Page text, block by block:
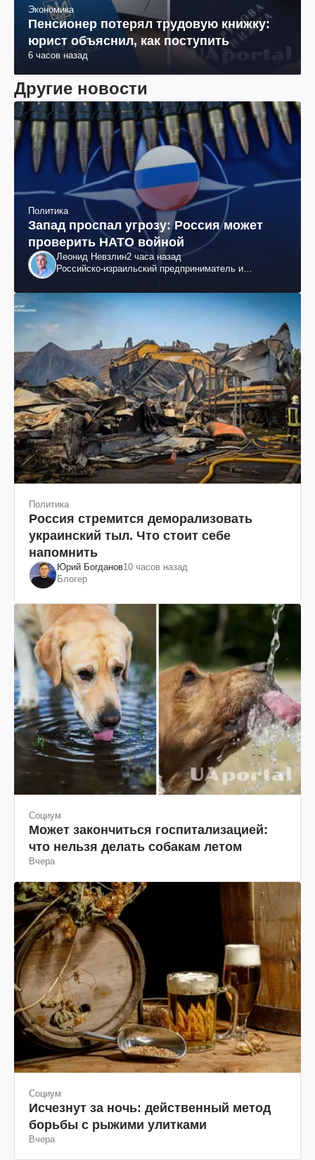
Экономика
Пенсионер потерял трудовую книжку:
юрист объяснил, как поступить
6 часов назад
Другие новости
Политика
Запад проспал угрозу: Россия может
проверить НАТО войной
Леонид Невзлин2 часа назад
Российско-израильский предприниматель и
"ЮКОСа"
Политика
Россия стремится деморализовать
украинский тыл. Что стоит себе
напомнить
Юрий Богданов10 часов назад
Блогер
Социум
Может закончиться госпитализацией:
что нельзя делать собакам летом
Вчера
Социум
Исчезнут за ночь: действенный метод
борьбы с рыжими улитками
Вчера